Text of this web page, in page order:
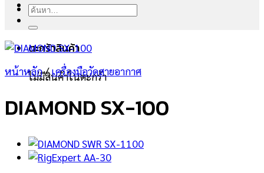
ตะกร้าสินค้า
ไม่มีสินค้าในตะกร้า
ค้นหา:
หน้าหลัก/ เครื่องมือวัดสายอากาศ
DIAMOND SX-100